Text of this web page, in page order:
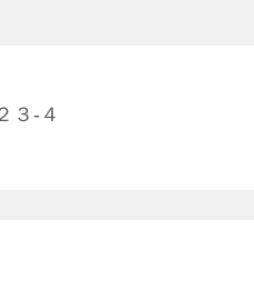
３-４